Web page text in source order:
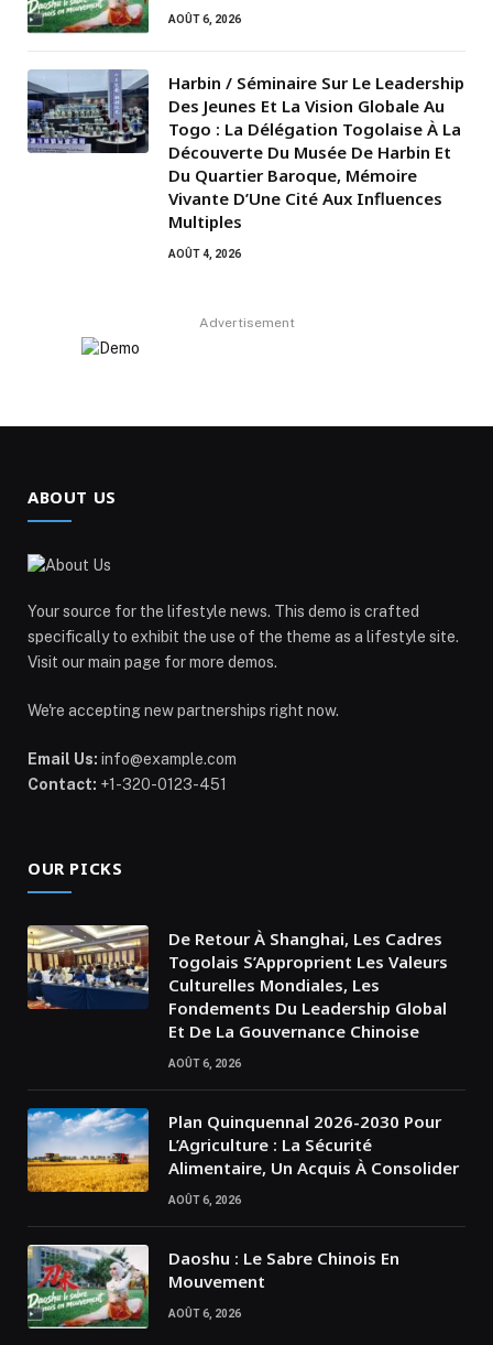
AOÛT 6, 2026
Harbin / Séminaire Sur Le Leadership
Des Jeunes Et La Vision Globale Au
Togo : La Délégation Togolaise À La
Découverte Du Musée De Harbin Et
Du Quartier Baroque, Mémoire
Vivante D’Une Cité Aux Influences
Multiples
AOÛT 4, 2026
Advertisement
ABOUT US
Your source for the lifestyle news. This demo is crafted
specifically to exhibit the use of the theme as a lifestyle site.
Visit our main page for more demos.
We're accepting new partnerships right now.
Email Us: info@example.com
Contact: +1-320-0123-451
OUR PICKS
De Retour À Shanghai, Les Cadres
Togolais S’Approprient Les Valeurs
Culturelles Mondiales, Les
Fondements Du Leadership Global
Et De La Gouvernance Chinoise
AOÛT 6, 2026
Plan Quinquennal 2026-2030 Pour
L’Agriculture : La Sécurité
Alimentaire, Un Acquis À Consolider
AOÛT 6, 2026
Daoshu : Le Sabre Chinois En
Mouvement
AOÛT 6, 2026